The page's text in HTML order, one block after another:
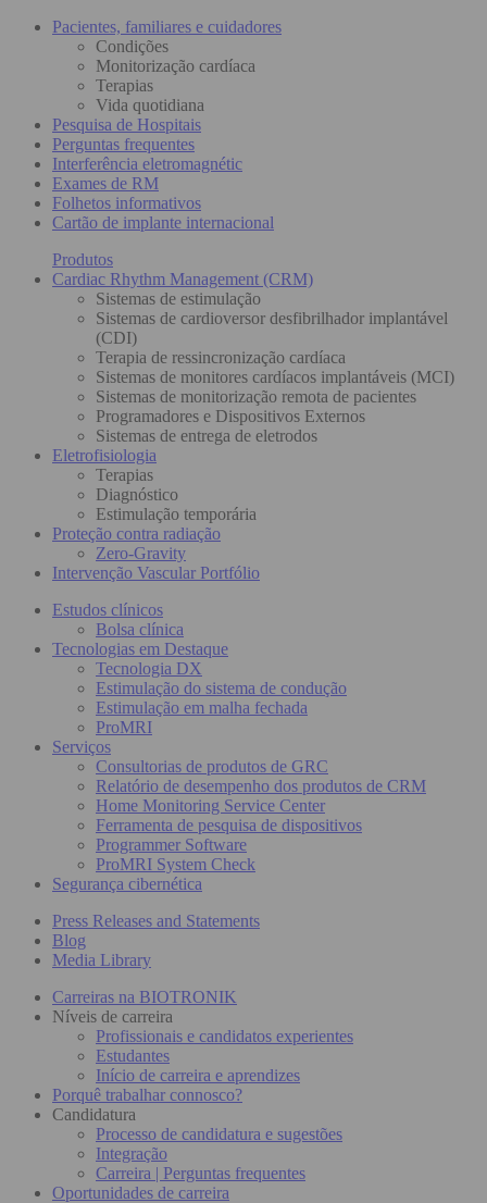
Pacientes, familiares e cuidadores
Condições
Monitorização cardíaca
Terapias
Vida quotidiana
Pesquisa de Hospitais
Perguntas frequentes
Interferência eletromagnétic
Exames de RM
Folhetos informativos
Cartão de implante internacional
Produtos
Cardiac Rhythm Management (CRM)
Sistemas de estimulação
Sistemas de cardioversor desfibrilhador implantável
(CDI)
Terapia de ressincronização cardíaca
Sistemas de monitores cardíacos implantáveis (MCI)
Sistemas de monitorização remota de pacientes
Programadores e Dispositivos Externos
Sistemas de entrega de eletrodos
Eletrofisiologia
Terapias
Diagnóstico
Estimulação temporária
Proteção contra radiação
Zero-Gravity
Intervenção Vascular Portfólio
Estudos clínicos
Bolsa clínica
Tecnologias em Destaque
Tecnologia DX
Estimulação do sistema de condução
Estimulação em malha fechada
ProMRI
Serviços
Consultorias de produtos de GRC
Relatório de desempenho dos produtos de CRM
Home Monitoring Service Center
Ferramenta de pesquisa de dispositivos
Programmer Software
ProMRI System Check
Segurança cibernética
Press Releases and Statements
Blog
Media Library
Carreiras na BIOTRONIK
Níveis de carreira
Profissionais e candidatos experientes
Estudantes
Início de carreira e aprendizes
Porquê trabalhar connosco?
Candidatura
Processo de candidatura e sugestões
Integração
Carreira | Perguntas frequentes
Oportunidades de carreira